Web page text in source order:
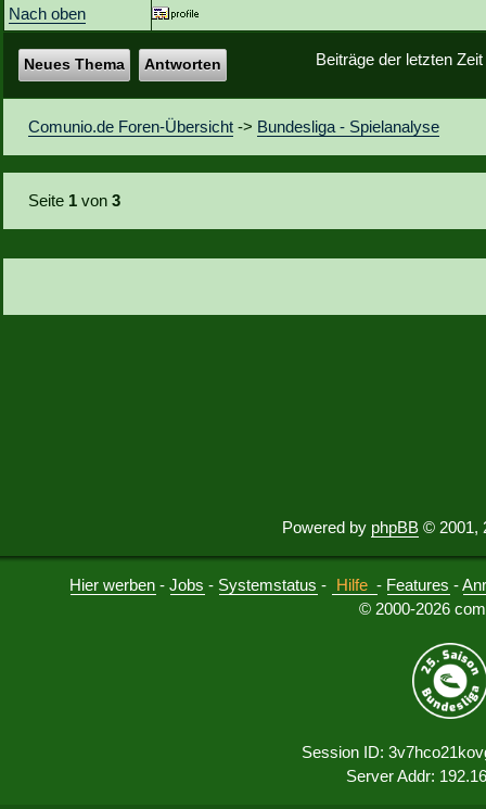
Nach oben
Beiträge der letzten
Neues Thema Antworten
Comunio.de Foren-Übersicht -> Bundesliga - Spielanalyse
Seite 1 von3
Powered by phpBB © 2001,
Hier werben -Jobs - Systemstatus - Hilfe - Features -
© 2000-2026
Session ID:
Server Addr: